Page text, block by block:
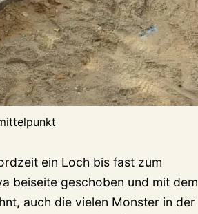
ein Loch bis fast zum
beiseite geschoben und mit dem
auch die vielen Monster in der